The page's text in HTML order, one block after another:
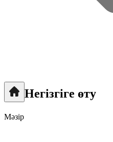
Негізгіге өту
Мәзір